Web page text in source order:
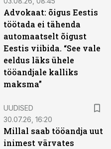
Advokaat: õigus Eestis
töötada ei tähenda
automaatselt õigust
Eestis viibida. “See vale
eeldus läks ühele
tööandjale kalliks
maksma”
UUDISED
30.07.26, 16:20
Millal saab tööandja uut
inimest värvates